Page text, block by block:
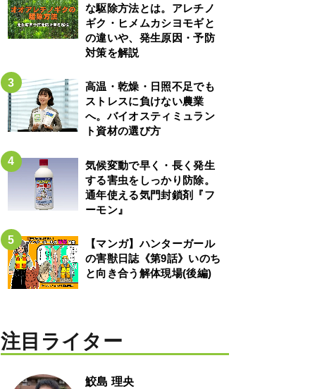
な駆除方法とは。アレチノ
ギク・ヒメムカシヨモギと
の違いや、発生原因・予防
対策を解説
高温・乾燥・日照不足でも
ストレスに負けない農業
へ。バイオスティミュラン
ト資材の選び方
気候変動で早く・長く発生
する害虫をしっかり防除。
通年使える気門封鎖剤『フ
ーモン』
【マンガ】ハンターガール
の害獣日誌《第9話》いのち
と向き合う解体現場(後編)
注目ライター
鮫島 理央